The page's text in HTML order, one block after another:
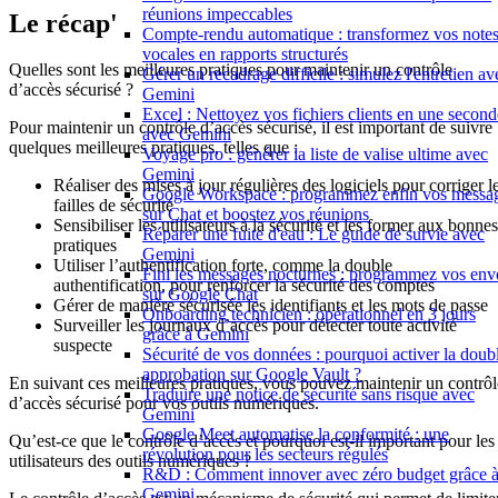
réunions impeccables
Compte-rendu automatique : transformez vos notes
vocales en rapports structurés
Gérer un recadrage difficile : simulez l'entretien
Gemini
Excel : Nettoyez vos fichiers clients en une
avec Gemini
Voyage pro : générer la liste de valise ultime avec
Gemini
Google Workspace : programmez enfin vos
sur Chat et boostez vos réunions
Réparer une fuite d'eau : Le guide de survie avec
Gemini
Fini les messages nocturnes : programmez vos
sur Google Chat
Onboarding technicien : opérationnel en 3 jours
grâce à Gemini
Sécurité de vos données : pourquoi activer la
approbation sur Google Vault ?
Traduire une notice de sécurité sans risque avec
Gemini
Google Meet automatise la conformité : une
révolution pour les secteurs régulés
R&D : Comment innover avec zéro budget grâce à
Gemini
Le récap'
Quelles sont les meilleures pratiques pour maintenir un contrôle
d’accès sécurisé ?
Pour maintenir un contrôle d’accès sécurisé, il est important de suivre
quelques meilleures pratiques, telles que :
Réaliser des mises à jour régulières des logiciels pour corriger
failles de sécurité
Sensibiliser les utilisateurs à la sécurité et les former aux bonnes
pratiques
Utiliser l’authentification forte, comme la double
authentification, pour renforcer la sécurité des comptes
Gérer de manière sécurisée les identifiants et les mots de passe
Surveiller les journaux d’accès pour détecter toute activité
suspecte
En suivant ces meilleures pratiques, vous pouvez maintenir un
d’accès sécurisé pour vos outils numériques.
Qu’est-ce que le contrôle d’accès et pourquoi est-il important pour les
utilisateurs des outils numériques ?